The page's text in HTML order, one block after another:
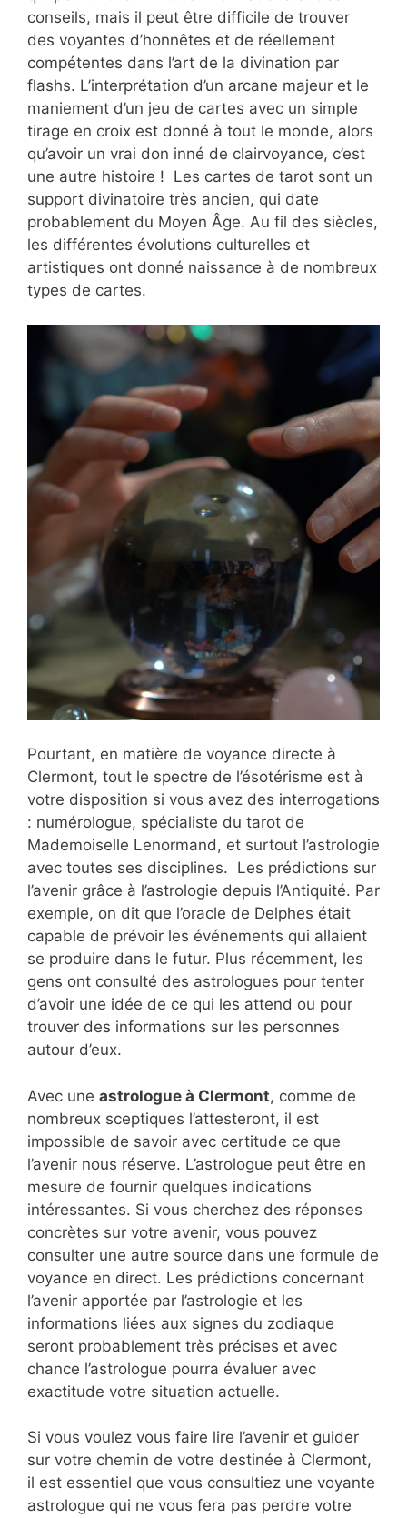
conseils, mais il peut être difficile de trouver
des voyantes d’honnêtes et de réellement
compétentes dans l’art de la divination par
flashs. L’interprétation d’un arcane majeur et le
maniement d’un jeu de cartes avec un simple
tirage en croix est donné à tout le monde, alors
qu’avoir un vrai don inné de clairvoyance, c’est
une autre histoire ! Les cartes de tarot sont un
support divinatoire très ancien, qui date
probablement du Moyen Âge. Au fil des siècles,
les différentes évolutions culturelles et
artistiques ont donné naissance à de nombreux
types de cartes.
Pourtant, en matière de voyance directe à
Clermont, tout le spectre de l’ésotérisme est à
votre disposition si vous avez des interrogations
: numérologue, spécialiste du tarot de
Mademoiselle Lenormand, et surtout l’astrologie
avec toutes ses disciplines. Les prédictions sur
l’avenir grâce à l’astrologie depuis l’Antiquité. Par
exemple, on dit que l’oracle de Delphes était
capable de prévoir les événements qui allaient
se produire dans le futur. Plus récemment, les
gens ont consulté des astrologues pour tenter
d’avoir une idée de ce qui les attend ou pour
trouver des informations sur les personnes
autour d’eux.
Avec une astrologue à Clermont, comme de
nombreux sceptiques l’attesteront, il est
impossible de savoir avec certitude ce que
l’avenir nous réserve. L’astrologue peut être en
mesure de fournir quelques indications
intéressantes. Si vous cherchez des réponses
concrètes sur votre avenir, vous pouvez
consulter une autre source dans une formule de
voyance en direct. Les prédictions concernant
l’avenir apportée par l’astrologie et les
informations liées aux signes du zodiaque
seront probablement très précises et avec
chance l’astrologue pourra évaluer avec
exactitude votre situation actuelle.
Si vous voulez vous faire lire l’avenir et guider
sur votre chemin de votre destinée à Clermont,
il est essentiel que vous consultiez une voyante
astrologue qui ne vous fera pas perdre votre